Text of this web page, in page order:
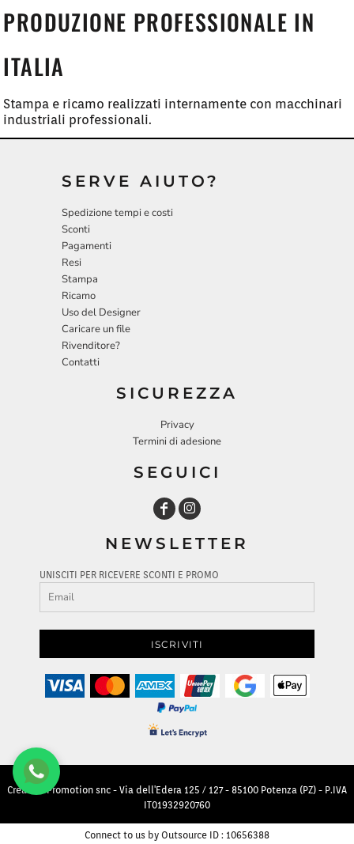
PRODUZIONE PROFESSIONALE IN
ITALIA
Stampa e ricamo realizzati internamente con macchinari
industriali professionali.
SERVE AIUTO?
Spedizione tempi e costi
Sconti
Pagamenti
Resi
Stampa
Ricamo
Uso del Designer
Caricare un file
Rivenditore?
Contatti
SICUREZZA
Privacy
Termini di adesione
SEGUICI
NEWSLETTER
UNISCITI PER RICEVERE SCONTI E PROMO
ISCRIVITI
Creative Promotion snc - Via dell'Edera 125 / 127 - 85100 Potenza (PZ) - P.IVA
IT01932920760
Connect to us by Outsource ID : 10656388